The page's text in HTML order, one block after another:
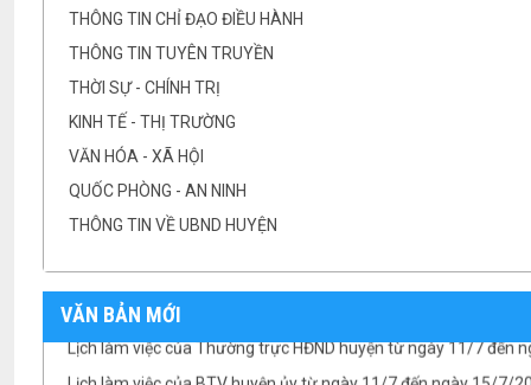
THÔNG TIN CHỈ ĐẠO ĐIỀU HÀNH
THÔNG TIN TUYÊN TRUYỀN
THỜI SỰ - CHÍNH TRỊ
KINH TẾ - THỊ TRƯỜNG
VĂN HÓA - XÃ HỘI
QUỐC PHÒNG - AN NINH
THÔNG TIN VỀ UBND HUYỆN
VĂN BẢN MỚI
Lịch làm việc của Thường trực HĐND huyện từ ngày 11/7 đến
Lịch làm việc của BTV huyện ủy từ ngày 11/7 đến ngày 15/7/
Lịch làm việc của UBND huyện từ ngày 11/7/2022 đến ngày